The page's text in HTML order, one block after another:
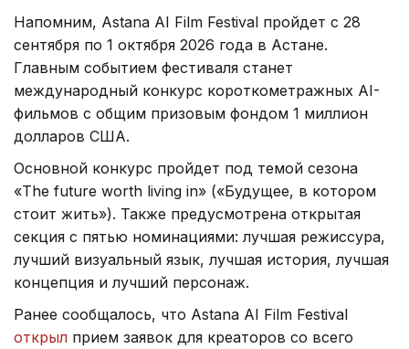
Напомним, Astana AI Film Festival пройдет с 28
сентября по 1 октября 2026 года в Астане.
Главным событием фестиваля станет
международный конкурс короткометражных AI-
фильмов с общим призовым фондом 1 миллион
долларов США.
Основной конкурс пройдет под темой сезона
«The future worth living in» («Будущее, в котором
стоит жить»). Также предусмотрена открытая
секция с пятью номинациями: лучшая режиссура,
лучший визуальный язык, лучшая история, лучшая
концепция и лучший персонаж.
Ранее сообщалось, что Astana AI Film Festival
открыл прием заявок для креаторов со всего